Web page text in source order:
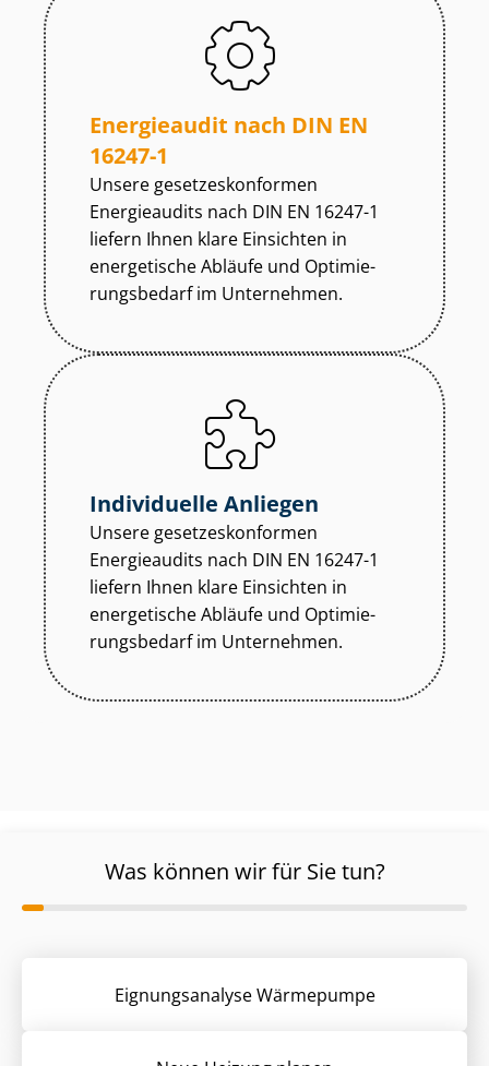
Energieaudit nach DIN EN
16247-1
Unsere ge­set­zes­kon­for­men
Energieaudits nach DIN EN 16247-1
liefern Ihnen klare Einsichten in
energetische Abläufe und Op­ti­mie­
rungs­be­darf im Unternehmen.
Individuelle Anliegen
Unsere ge­set­zes­kon­for­men
Energieaudits nach DIN EN 16247-1
liefern Ihnen klare Einsichten in
energetische Abläufe und Op­ti­mie­
rungs­be­darf im Unternehmen.
Was können wir für Sie tun?
Eignungsanalyse Wärmepumpe